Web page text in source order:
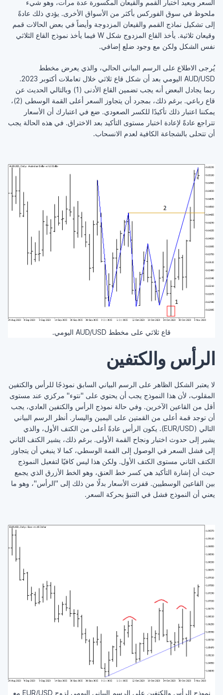
السعر ويعيد اختبار القمم والقيعان المكسورة عدة مرات، وهو شيء
ملحوظ في سوق الفوركس بأكثر من الأسواق الأخرى. يؤدي ذلك عادةً
إلى تشكيل نماذج القمم والقيعان المزدوجة وأيضاً في بعض الحالات قمم
وقيعان ثلاثية. يأخذ القاع المزدوج شكل W فيما يأخذ نموذج القاع الثلاثي
نفس الشكل ولكن مع وجود ضلع إضافي.
يُرجى الاطلاع على الرسم البياني الحالي، والذي يعرض مخطط
AUD/USD اليومي بعد أن شكل قاع ثلاثي خلال تعاملات أكتوبر 2023.
ربما يجادل البعض أنه يجب تضمين القاع الأدنى (1) وبالتالي الحديث عن
قاع رباعي. برغم ذلك، بمجرد أن يتجاوز السعر أعلى القمة الوسطى (2)،
يمكننا اعتبار ذلك تأكيدًا للكسر الصعودي. ضع في اعتبارك أن الأسعار
تتراجع عادةً لإعادة اختبار مستوى التأكيد بعد الاختراق. في هذه الحالة يجب
أن تتحلى بالشجاعة الكافية لعدم الانسحاب.
قاع ثلاثي على مخطط AUD/USD اليومي.
الرأس والكتفين
لا يعتبر الشكل الظاهر على الرسم البياني السابق نموذجًا للرأس والكتفين
المقلوب، لأن هذا النموذج يجب أن يحتوي على "نتوء" مركزي عند مستوى
أقل من القاعين الآخرين. وفي حالة نموذج الرأس والكتفين العادي، يجب
أن توجد قمة أعلى من القمتين على اليمين واليسار. أنظر الرسم البياني
التالي (EUR/USD). يكون الرأس عادةً أعلى من الكتف الأول، والذي
يشير إلى حدوث اختبار ونجاح القمة الأولى. برغم ذلك، يشير الكتف الثاني
إلى فشل السعر في الوصول إلى القمة الوسطي، كما لا ينبغي أن يتجاوز
الكتف الثاني مستوى الكتف الأول. ولكن هذا ليس كافيًا لتفعيل النموذج
حيث أن إشارة التأكيد هي كسر خط العنق، وهو الخط الأزرق الذي يجمع
بين القاعين الوسطيين. قفزت الأسعار بدلًا من ذلك إلى "الرأس"، وهو ما
يعني أن النموذج فشل في التنبؤ بحركة السعر.
نموذج الرأس والكتفين على الرسم البياني اليومي لزوج EUR/USD مع